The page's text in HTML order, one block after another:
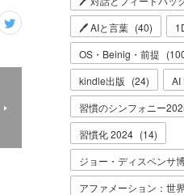
🖊 AIと言葉 (40)
OS・Beinig・前提 (
kindle出版 (24) AI
習慣のシンフォニー
習慣化 2024 (14)
ジョー・ディスペンサ
アファメーション：世